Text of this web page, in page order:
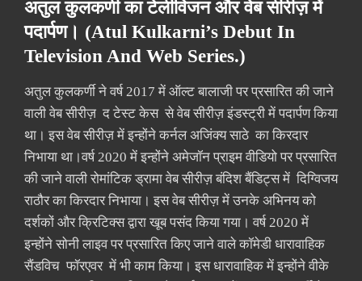
अतुल कुलकर्णी का टेलीविजन और वेब सीरीज़ में
पदार्पण। (Atul Kulkarni’s Debut In
Television And Web Series.)
अतुल कुलकर्णी ने वर्ष 2017 में ऑल्ट बालाजी पर प्रसारित की जाने
वाली वेब सीरीज़ द टेस्ट केस से वेब सीरीज़ इंडस्ट्री में पदार्पण किया
था। इस वेब सीरीज़ में इन्होंने कर्नल अजिंक्य साठे का किरदार
निभाया था।वर्ष 2020 में इन्होंने अमेजॉन प्राइम वीडियो पर प्रसारित
की जाने वाली रोमांटिक ड्रामा वेब सीरीज़ बंदिश बैंडिट्स में दिग्विजय
राठौर का किरदार निभाया। इस वेब सीरीज़ में उनके अभिनय को
दर्शकों और क्रिटिक्स द्वारा खूब पसंद किया गया। वर्ष 2020 में
इन्होंने सोनी लाइव पर प्रसारित किए जाने वाले कॉमेडी धारावाहिक
सैंडविच फॉरएवर में भी काम किया। इस धारावाहिक में इन्होंने वीके